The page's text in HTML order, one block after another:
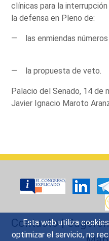
Esta web utiliza
optimizar el servicio, no
clínicas para la
la defensa en Pleno de:
— las enmiendas números
— la propuesta de veto.
Palacio del Senado, 14 de
Javier Ignacio Maroto
Contacto|